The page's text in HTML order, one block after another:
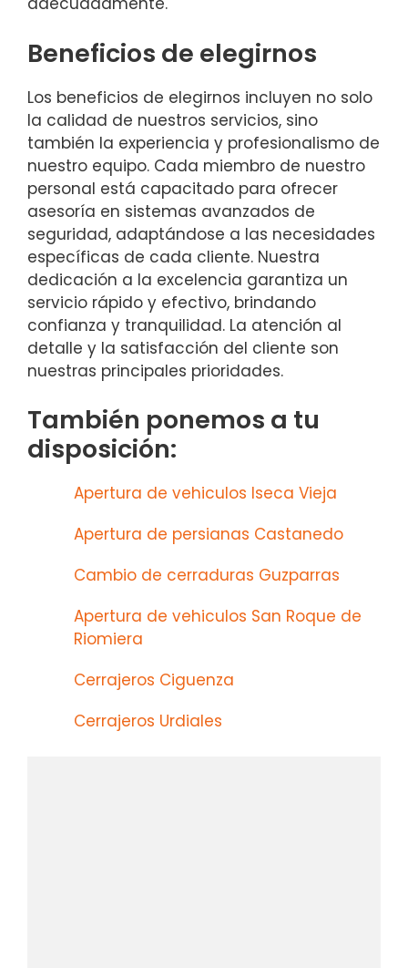
Beneficios de elegirnos
Los beneficios de elegirnos incluyen no solo
la calidad de nuestros servicios, sino
también la experiencia y profesionalismo de
nuestro equipo. Cada miembro de nuestro
personal está capacitado para ofrecer
asesoría en sistemas avanzados de
seguridad, adaptándose a las necesidades
específicas de cada cliente. Nuestra
dedicación a la excelencia garantiza un
servicio rápido y efectivo, brindando
confianza y tranquilidad. La atención al
detalle y la satisfacción del cliente son
nuestras principales prioridades.
También ponemos a tu
disposición:
Apertura de vehiculos Iseca Vieja
Apertura de persianas Castanedo
Cambio de cerraduras Guzparras
Apertura de vehiculos San Roque de
Riomiera
Cerrajeros Ciguenza
Cerrajeros Urdiales